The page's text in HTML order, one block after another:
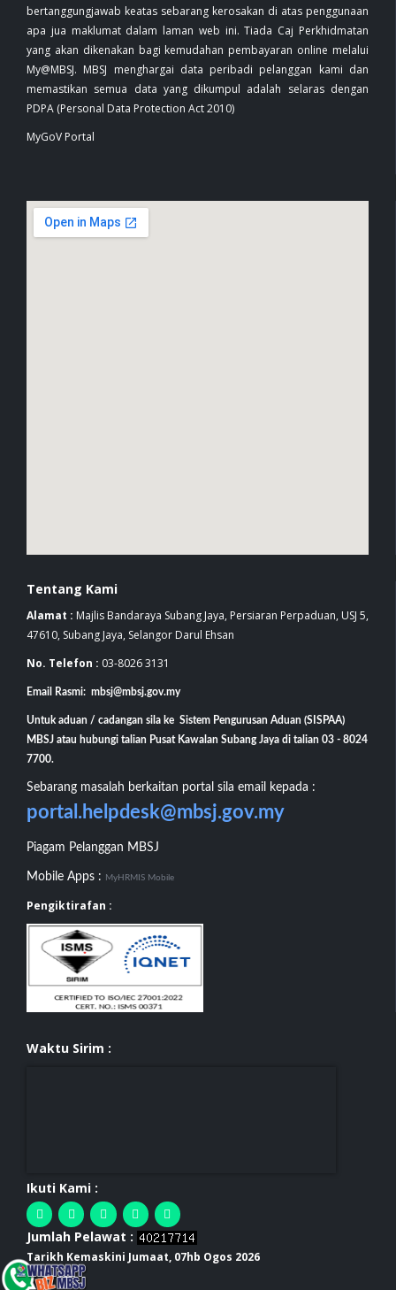
bertanggungjawab keatas sebarang kerosakan di atas penggunaan
apa jua maklumat dalam laman web ini. Tiada Caj Perkhidmatan
yang akan dikenakan bagi kemudahan pembayaran online melalui
My@MBSJ. MBSJ menghargai data peribadi pelanggan kami dan
memastikan semua data yang dikumpul adalah selaras dengan
PDPA (Personal Data Protection Act 2010)
MyGoV Portal
Tentang Kami
Alamat : Majlis Bandaraya Subang Jaya, Persiaran Perpaduan, USJ 5,
47610, Subang Jaya, Selangor Darul Ehsan
No. Telefon : 03-8026 3131
Email Rasmi: mbsj@mbsj.gov.my
Untuk aduan / cadangan sila ke Sistem Pengurusan Aduan (SISPAA)
MBSJ atau hubungi talian Pusat Kawalan Subang Jaya di talian 03 - 8024
7700.
Sebarang masalah berkaitan portal sila email kepada :
portal.helpdesk@mbsj.gov.my
Piagam Pelanggan MBSJ
Mobile Apps : MyHRMIS Mobile
Pengiktirafan :
Waktu Sirim :
Ikuti Kami :
Jumlah Pelawat :
Tarikh Kemaskini Jumaat, 07hb Ogos 2026